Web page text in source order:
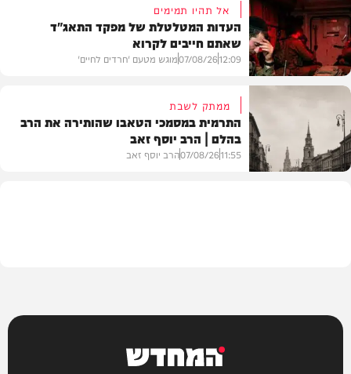
וידאו
דעות
אל תהיו תמימים
העדות המטלטלת של מפקד התאג"ד
שאתם חייבים לקרוא
12:09
07/08/26מוגש מטעם 'חרדים לחיים'
ממתק לשבת
התרמית במסמכי הטאבו שהותירה את הרב
בהלם | הרב יוסף זאב
11:55
07/08/26הרב יוסף זאב
המחדש